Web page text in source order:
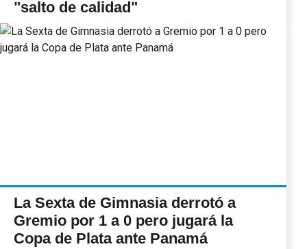
"salto de calidad"
La Sexta de Gimnasia derrotó a
Gremio por 1 a 0 pero jugará la
Copa de Plata ante Panamá